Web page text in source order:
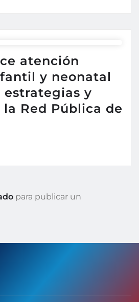
atención
y neonatal
estrategias y
la Red Pública de
para publicar un